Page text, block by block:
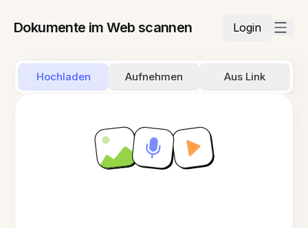
Dokumente im Web scannen Login
Hochladen Aufnehmen Aus Link